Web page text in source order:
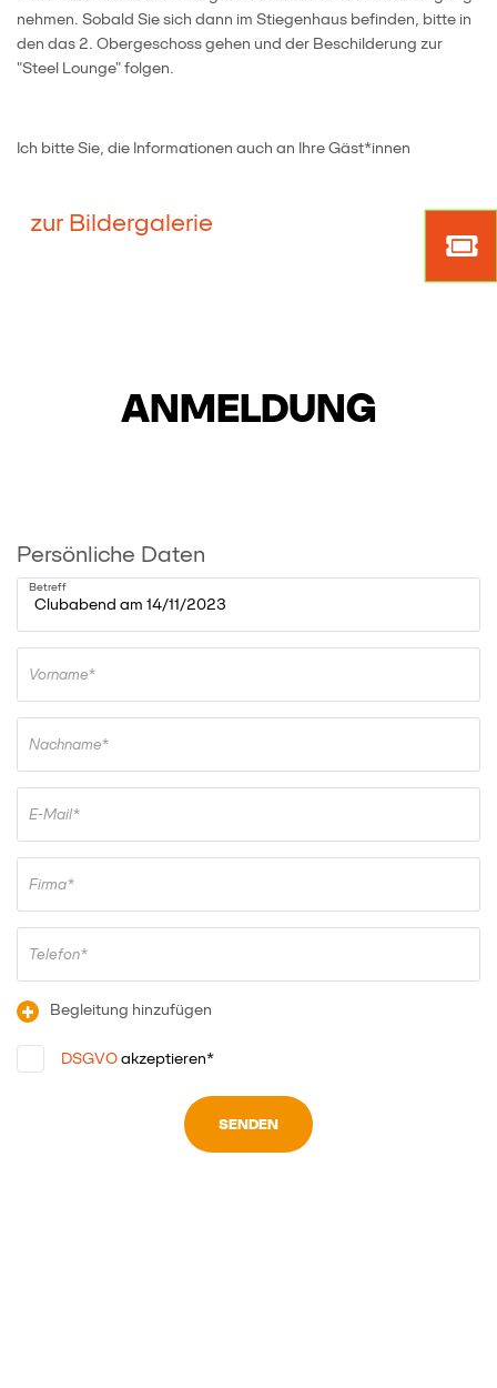
nehmen. Sobald Sie sich dann im Stiegenhaus befinden, bitte in
den das 2. Obergeschoss gehen und der Beschilderung zur
"Steel Lounge" folgen.
Ich bitte Sie, die Informationen auch an Ihre Gäst*innen
zur Bildergalerie
ANMELDUNG
Persönliche Daten
Betreff
Vorname*
Nachname*
E-Mail*
Firma*
Telefon*
+ Begleitung hinzufügen
DSGVOakzeptieren*
SENDEN